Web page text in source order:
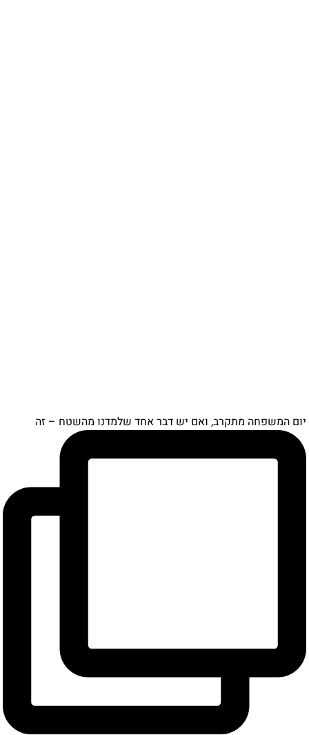
המשפחה מתקרב, ואם יש דבר אחד שלמדנו מהשטח – זה